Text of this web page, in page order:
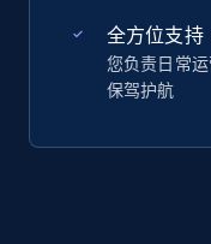
全方位支持
您负责日常
保驾护航